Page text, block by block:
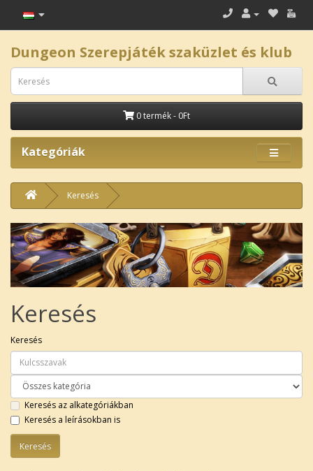
Dungeon Szerepjáték szaküzlet és klub
0 termék - 0Ft
Kategóriák
Keresés
Keresés
Keresés
Keresés az alkategóriákban
Keresés a leírásokban is